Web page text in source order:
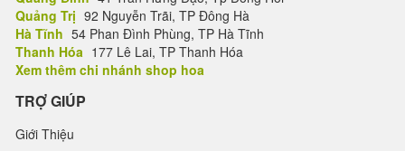
Quảng Trị 92 Nguyễn Trãi, TP Đông Hà
Hà Tĩnh 54 Phan Đình Phùng, TP Hà Tĩnh
Thanh Hóa 177 Lê Lai, TP Thanh Hóa
Xem thêm chi nhánh shop hoa
TRỢ GIÚP
Giới Thiệu